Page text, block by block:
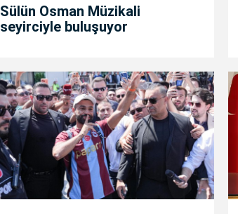
Sülün Osman Müzikali
seyirciyle buluşuyor